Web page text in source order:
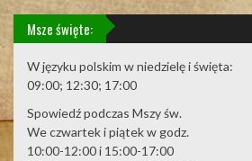
Msze święte:
W języku polskim w niedzielę i święta:
09:00; 12:30; 17:00
Spowiedź podczas Mszy św.
We czwartek i piątek w godz.
10:00-12:00 i 15:00-17:00